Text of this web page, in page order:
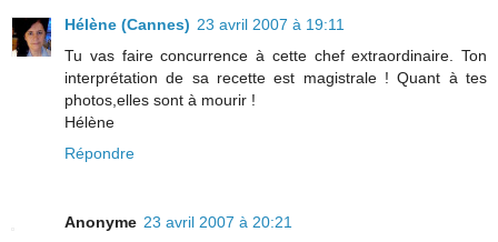
Hélène (Cannes) 23 avril 2007 à 19:11
Tu vas faire concurrence à cette chef extraordinaire. Ton
interprétation de sa recette est magistrale ! Quant à tes
photos,elles sont à mourir !
Hélène
Répondre
Anonyme 23 avril 2007 à 20:21